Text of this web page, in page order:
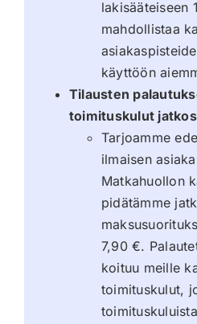
lakisääteiseen
mahdollistaa
käyttöön
Tilausten
toimituskulut
Tarjoamme
ilmaisen
Matkahuollon
pidätämme
7,90 €.
koituu meille
toimituskulut,